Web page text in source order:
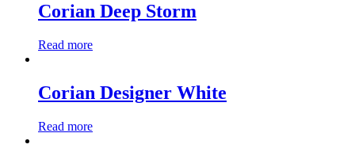
Corian Deep Storm
Read more
Corian Designer White
Read more